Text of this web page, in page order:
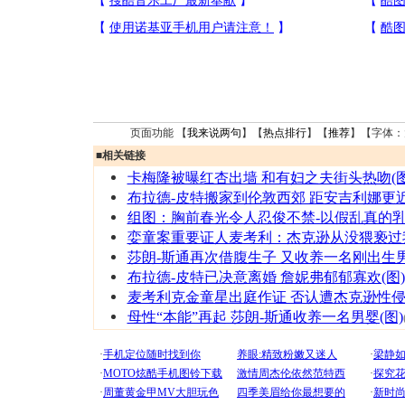
页面功能 【我来说两句 】【热点排行】【推荐】【字体：
■相关链接
卡梅隆被曝红杏出墙 和有妇之夫街头热吻(
布拉德-皮特搬家到伦敦西郊 距安吉利娜更
组图：胸前春光令人忍俊不禁-以假乱真的
娈童案重要证人麦考利：杰克逊从没猥亵过
莎朗-斯通再次借腹生子 又收养一名刚出生
布拉德-皮特已决意离婚 詹妮弗郁郁寡欢(图)
麦考利克金童星出庭作证 否认遭杰克逊性
母性“本能”再起 莎朗-斯通收养一名男婴(图)